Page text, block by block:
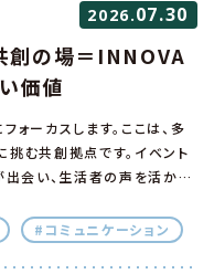
2026.07.30
創の場＝INNOVA
価値
ーカスします。ここは、多
む共創拠点です。イベント
出会い、生活者の声を活かし
ぜひ触れてみてください。
#コミュニケーション